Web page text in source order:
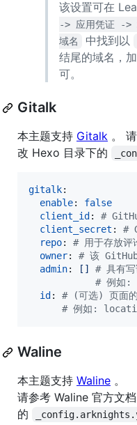
该设置可在
-> 应用凭证 ->
域名
中找到以
结尾的域名，
可。
Gitalk
本主题支持 Gitalk 。
改 Hexo 目录下的
gitalk:
enable: false
client_id : #
client_secret : #
repo: # 用于存放评
owner: # 该 GitHub
admin: [] # 具有写
# 例如:
id : # (可选) 页面的
# 例如:
Waline
本主题支持 Waline 。
请参考 Waline 官方文
的